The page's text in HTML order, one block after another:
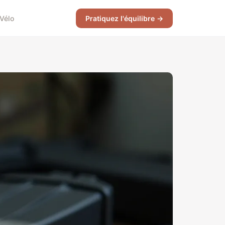
Vélo Pratiquez l'équilibre →